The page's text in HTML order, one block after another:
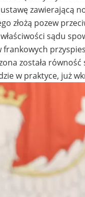
zawierającą
złożą pozew
sądu
została
w praktyce, już